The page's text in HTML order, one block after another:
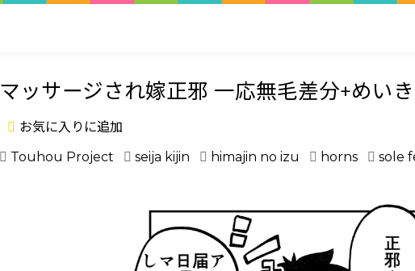
マッサージされ嫁正邪 一応無毛差分+めい
お気に入りに追加
Touhou Project
seija kijin himajin no izu horns sole